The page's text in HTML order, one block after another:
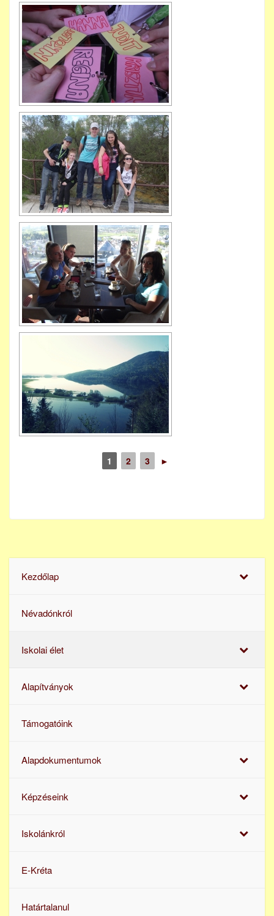
1 2 3 ►
Kezdőlap
Névadónkról
Iskolai élet
Alapítványok
Támogatóink
Alapdokumentumok
Képzéseink
Iskolánkról
E-Kréta
Határtalanul